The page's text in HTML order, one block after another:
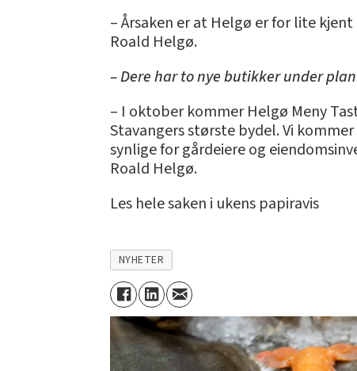
– Årsaken er at Helgø er for lite
Roald Helgø.
– Dere har to nye butikker under
– I oktober kommer Helgø Meny
Stavangers største bydel. Vi
synlige for gårdeiere og
Roald Helgø.
Les hele saken i ukens papiravis
NYHETER